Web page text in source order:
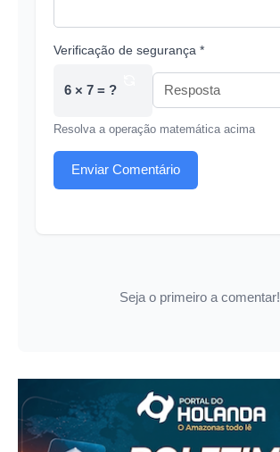
Verificação de segurança *
6 × 7 = ?
Resolva a operação matemática acima
Enviar Comentário
Seja o primeiro a comentar!